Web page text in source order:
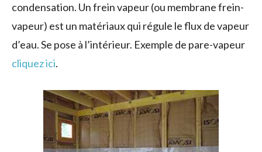
condensation. Un frein vapeur (ou membrane frein-
vapeur) est un matériaux qui régule le flux de vapeur
d’eau. Se pose à l’intérieur. Exemple de pare-vapeur
cliquez ici.